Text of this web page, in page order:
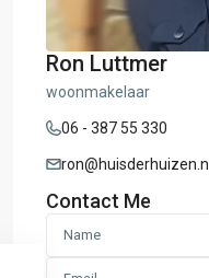
Ron Luttmer
woonmakelaar
06 - 387 55 330
ron@huisderhuizen.nl
Contact Me